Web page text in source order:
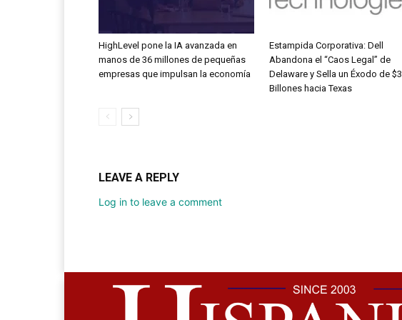
HighLevel pone la IA avanzada en
manos de 36 millones de pequeñas
empresas que impulsan la economía
Estampida Corporativa: Dell
Abandona el “Caos Legal” de
Delaware y Sella un Éxodo de $3
Billones hacia Texas
LEAVE A REPLY
Log in to leave a comment